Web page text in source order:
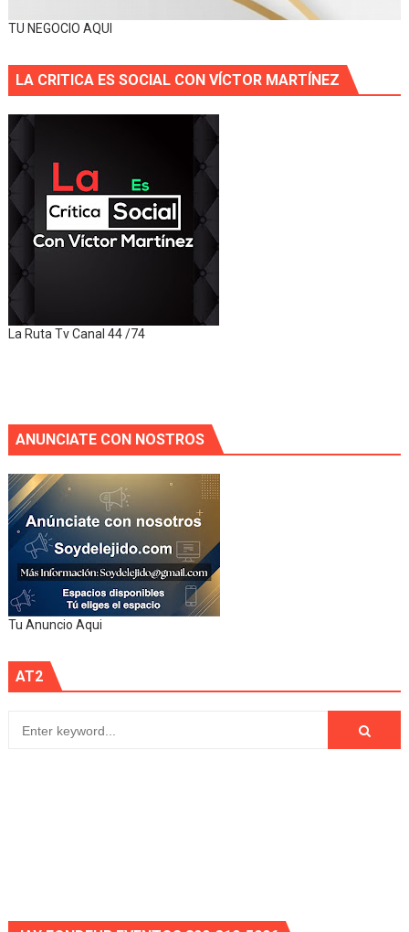
TU NEGOCIO AQUI
LA CRITICA ES SOCIAL CON VÍCTOR MARTÍNEZ
La Ruta Tv Canal 44 /74
ANUNCIATE CON NOSTROS
Tu Anuncio Aqui
AT2